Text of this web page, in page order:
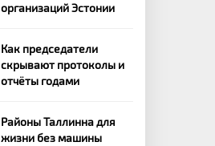
организаций Эстонии
Как председатели
скрывают протоколы и
отчёты годами
Районы Таллинна для
жизни без машины